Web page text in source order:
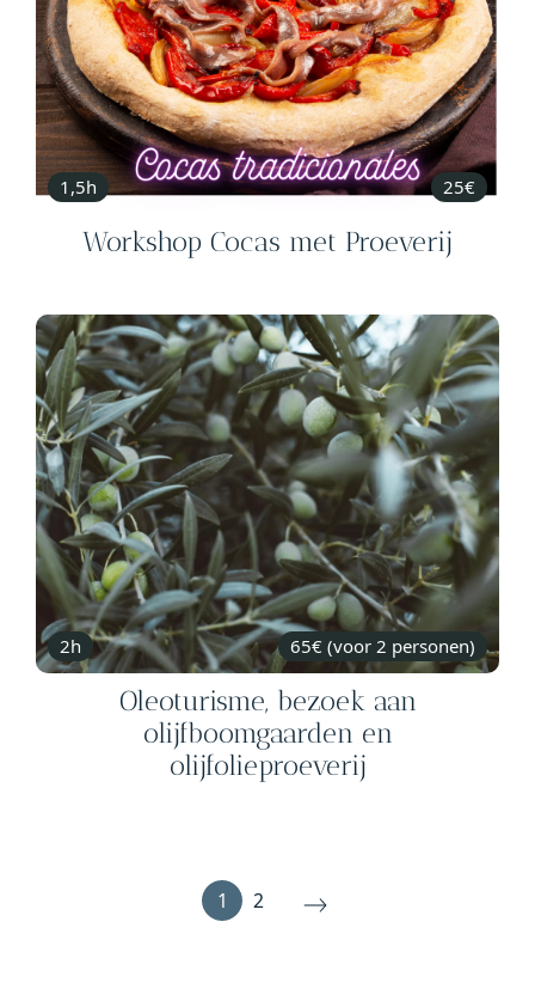
1,5h 25€
Workshop Cocas met Proeverij
2h 65€ (voor 2 personen)
Oleoturisme, bezoek aan
olijfboomgaarden en
olijfolieproeverij
1 2